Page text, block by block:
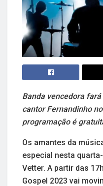
Banda vencedora
cantor Fernandinho
programação é
Os amantes da
especial nesta
Vetter. A partir das
Gospel 2023 vai